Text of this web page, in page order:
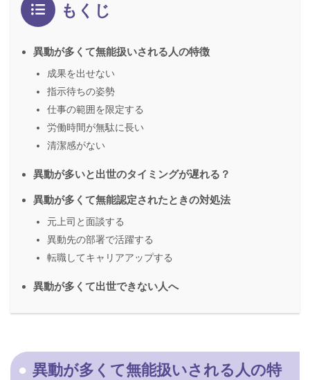
もくじ
異動が多くて無能扱いされる人の特徴
成果を出せない
指示待ちの姿勢
仕事の範囲を限定する
労働時間が無駄に長い
清潔感がない
異動が多いと出世のタイミングが遅れる？
異動が多くて無能認定されたときの対処法
元上司と面談する
異動先の部署で活躍する
転職してキャリアアップする
異動が多くて出世できない人へ
異動が多くて無能扱いされる人の特